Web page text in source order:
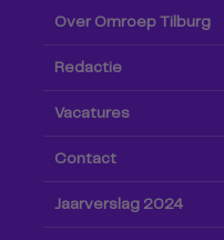
Over Omroep Tilburg
Redactie
Vacatures
Contact
Jaarverslag 2024